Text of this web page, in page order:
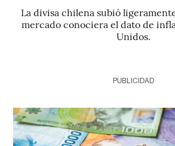
La divisa chilena subió
mercado conociera el dato de
Unidos.
PUBLICIDAD